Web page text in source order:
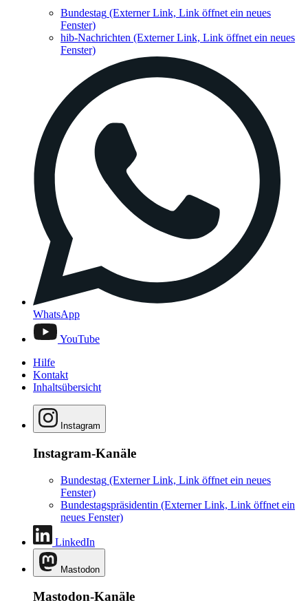
Bundestag (Externer Link, Link öffnet ein neues
Fenster)
hib-Nachrichten (Externer Link, Link öffnet ein neues
Fenster)
WhatsApp
YouTube
Hilfe
Kontakt
Inhaltsübersicht
Instagram
Instagram-Kanäle
Bundestag (Externer Link, Link öffnet ein neues
Fenster)
Bundestagspräsidentin (Externer Link, Link öffnet ein
neues Fenster)
LinkedIn
Mastodon
Mastodon-Kanäle